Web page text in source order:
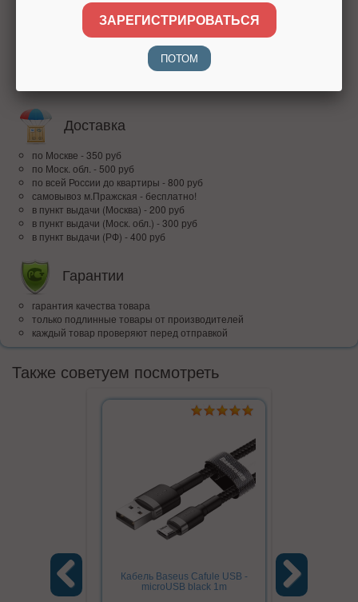
Оплата
Доставка
по Москве - 350 руб
по Моск. обл. - 500 руб
по всей Росcии до квартиры - 800 руб
самовывоз м.Пражская - бесплатно!
в пункт выдачи (Москва) - 200 руб
в пункт выдачи (Моск. обл.) - 300 руб
в пункт выдачи (РФ) - 400 руб
Гарантии
гарантия качества товара
только подлинные товары от производителей
каждый товар проверяют перед отправкой
Также советуем посмотреть
Кабель Baseus Cafule USB -
microUSB black 1m
ЗАРЕГИСТРИРОВАТЬСЯ
ПОТОМ